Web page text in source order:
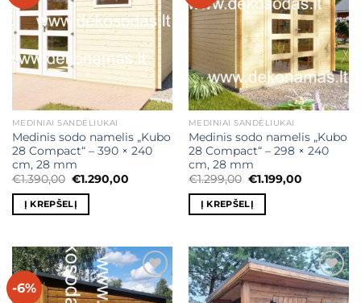
MEDINIAI SANDĖLIUKAI
Medinis sodo namelis „Kubo
28 Compact“ – 390 × 240
cm, 28 mm
€1.390,00 Original
was:
€1.390,00.
€1.290,00Current
Į KREPŠELĮ
MEDINIAI SANDĖLIUKAI
Medinis sodo namelis „Kubo
28 Compact“ – 298 × 240
cm, 28 mm
€1.299,00 Original
was:
€1.299,00.
€1.199,00Current
Į KREPŠELĮ
-6% Mėgstamiausias Mėgstamiausias